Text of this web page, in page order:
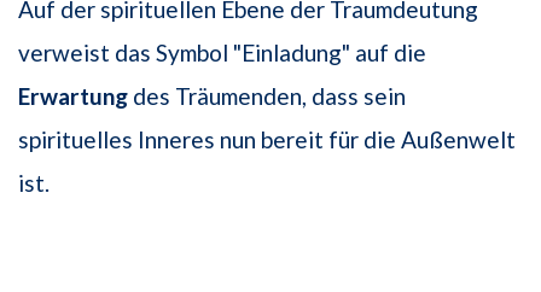
Auf der spirituellen Ebene der Traumdeutung
verweist das Symbol "Einladung" auf die
Erwartung des Träumenden, dass sein
spirituelles Inneres nun bereit für die Außenwelt
ist.